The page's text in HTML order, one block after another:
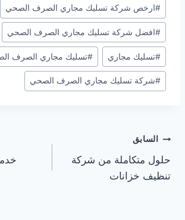
#ارخص شركة تسليك مجاري الصرف الصحي
#افضل شركة تسليك مجاري الصرف الصحي
#تسليك مجاري #تسليك مجاري الصرف
#شركة تسليك مجاري الصرف الصحي
تصفّح
المقالات
السابق
حلول متكاملة من شركة
تنظيف خزانات